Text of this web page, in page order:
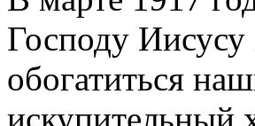
Господу
обогатиться
искупительный